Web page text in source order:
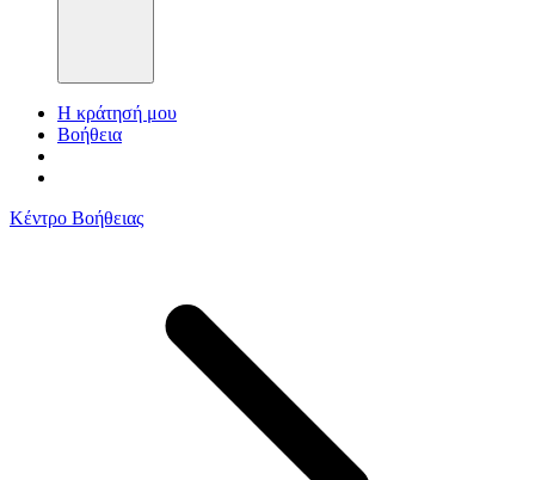
Η κράτησή μου
Βοήθεια
Κέντρο Βοήθειας